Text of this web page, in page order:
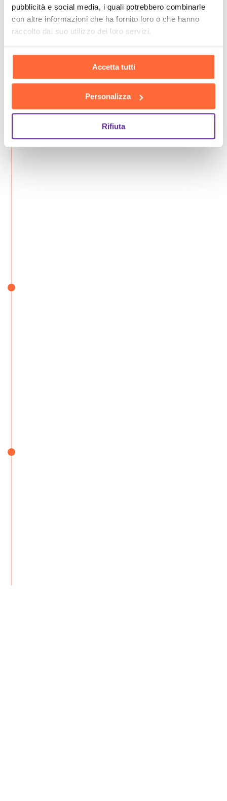
pubblicità e social media, i quali potrebbero combinarle
con altre informazioni che ha fornito loro o che hanno
raccolto dal suo utilizzo dei loro servizi.
Accetta tutti
Personalizza
Rifiuta